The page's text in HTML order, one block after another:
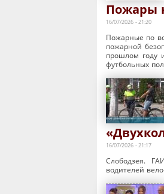
Пожары
16/07/2026 - 21:20
Пожарные по
пожарной
прошлом году
футбольных
16/07/2026 - 21:17
Слободзея.
водителей